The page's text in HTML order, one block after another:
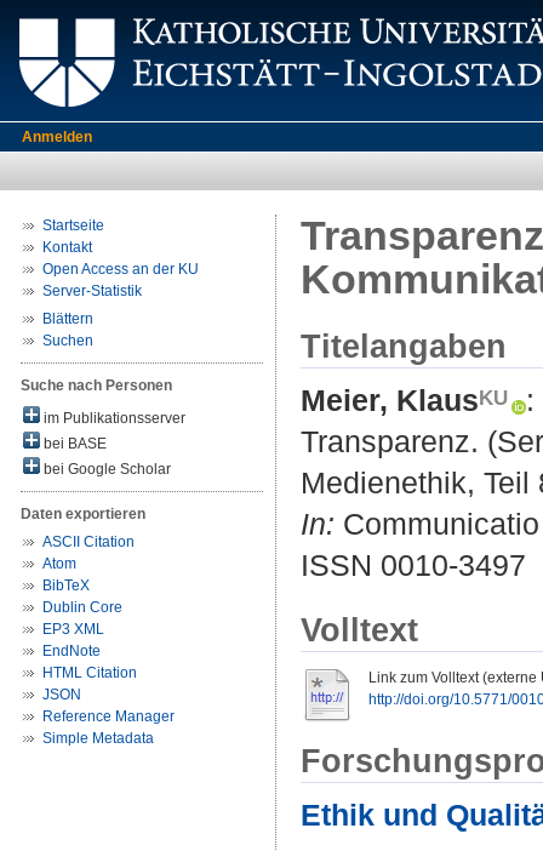
Anmelden
Startseite
Kontakt
Open Access an der KU
Server-Statistik
Blättern
Suchen
Suche nach Personen
im Publikationsserver
bei BASE
bei Google Scholar
Daten exportieren
ASCII Citation
Atom
BibTeX
Dublin Core
EP3 XML
EndNote
HTML Citation
JSON
Reference Manager
Simple Metadata
Titelangaben
Meier, Klaus
:
Transparenz.
Medienethik, Teil
In:
ISSN 0010-3497
Volltext
Link zum Volltext (externe
http://doi.org/10.5771/
Ethik und